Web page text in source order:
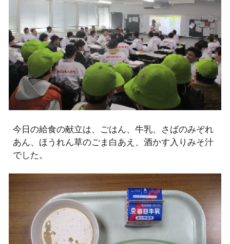
今日の給食の献立は、 ごはん、牛乳、さばのみぞれ
あん、ほうれん草のごま白あえ、酒かす入りみそ汁
でした。